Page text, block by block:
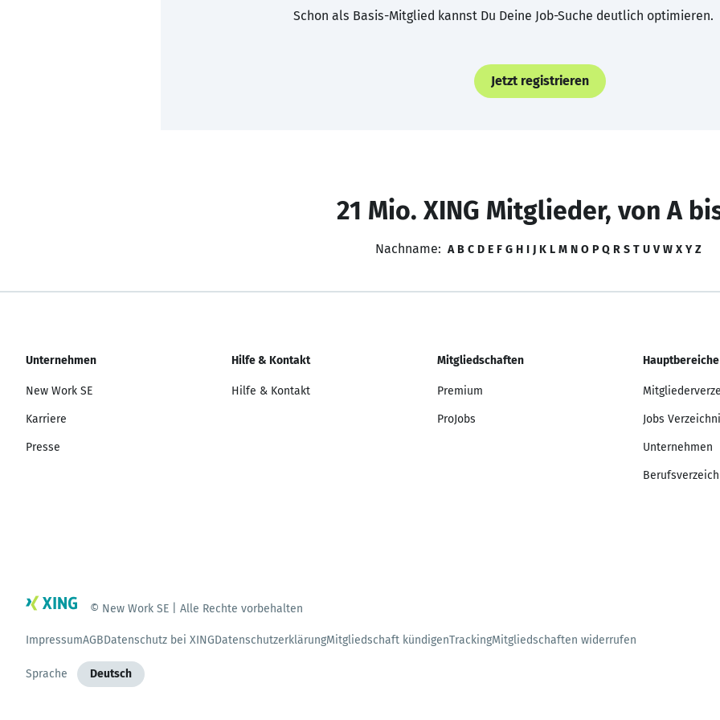
Schon als Basis-Mitglied kannst Du Deine Job-Suche deutlich optimieren.
Jetzt registrieren
21 Mio. XING Mitglieder, von A
Nachname: A B C D E F G H I J K L M N O P Q R S T U V W X Y Z
Unternehmen
New Work SE
Karriere
Presse
Hilfe & Kontakt
Hilfe & Kontakt
Mitgliedschaften
Premium
ProJobs
Hauptbereiche
Jobs
Unternehmen
© New Work SE | Alle Rechte vorbehalten
ImpressumAGBDatenschutz bei XINGDatenschutzerklärungMitgliedschaft kündigenTrackingMitgliedschaften widerrufen
Sprache Deutsch